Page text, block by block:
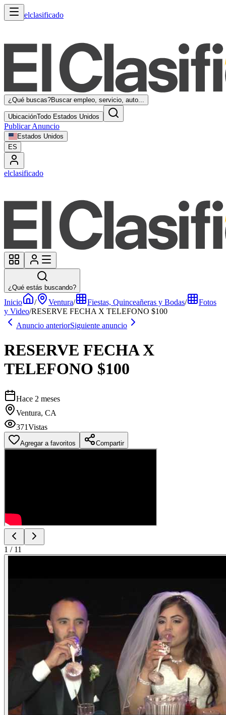
elclasificado
¿Qué buscas?Buscar empleo, servicio, auto...
UbicaciónTodo Estados Unidos
Publicar Anuncio
Estados Unidos
ES
elclasificado
¿Qué estás buscando?
Inicio / Ventura/ Fiestas, Quinceañeras y Bodas/
Fotos
y Video/RESERVE FECHA X TELEFONO $100
Anuncio anteriorSiguiente anuncio
RESERVE FECHA X
TELEFONO $100
Hace 2 meses
Ventura, CA
371Vistas
Agregar a favoritos Compartir
1 / 11